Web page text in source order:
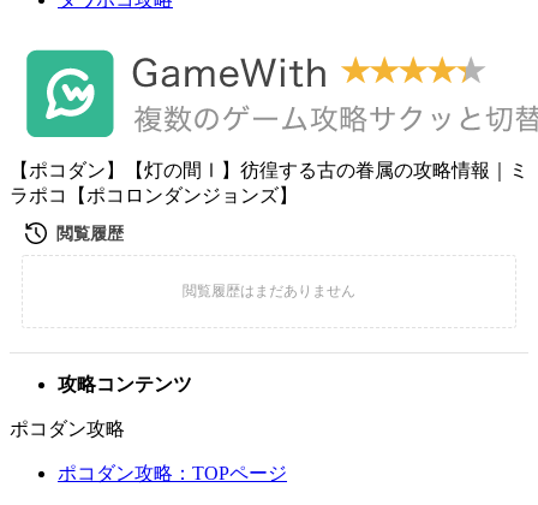
【ポコダン】【灯の間Ⅰ】彷徨する古の眷属の攻略情報｜ミ
ラポコ【ポコロンダンジョンズ】
攻略コンテンツ
ポコダン攻略
ポコダン攻略：TOPページ